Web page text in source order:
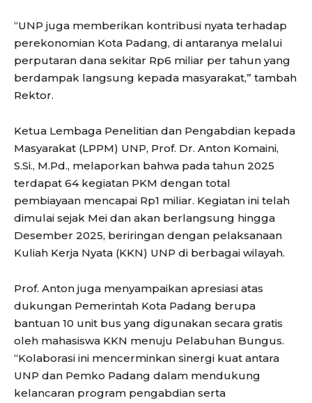
“UNP juga memberikan kontribusi nyata terhadap
perekonomian Kota Padang, di antaranya melalui
perputaran dana sekitar Rp6 miliar per tahun yang
berdampak langsung kepada masyarakat,” tambah
Rektor.
Ketua Lembaga Penelitian dan Pengabdian kepada
Masyarakat (LPPM) UNP, Prof. Dr. Anton Komaini,
S.Si., M.Pd., melaporkan bahwa pada tahun 2025
terdapat 64 kegiatan PKM dengan total
pembiayaan mencapai Rp1 miliar. Kegiatan ini telah
dimulai sejak Mei dan akan berlangsung hingga
Desember 2025, beriringan dengan pelaksanaan
Kuliah Kerja Nyata (KKN) UNP di berbagai wilayah.
Prof. Anton juga menyampaikan apresiasi atas
dukungan Pemerintah Kota Padang berupa
bantuan 10 unit bus yang digunakan secara gratis
oleh mahasiswa KKN menuju Pelabuhan Bungus.
“Kolaborasi ini mencerminkan sinergi kuat antara
UNP dan Pemko Padang dalam mendukung
kelancaran program pengabdian serta